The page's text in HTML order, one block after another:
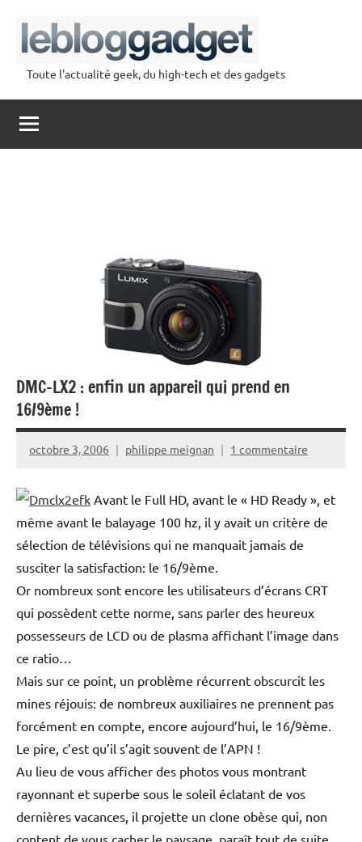
contenu
lebloggadget
Toute l'actualité geek, du high-tech et des gadgets
DMC-LX2 : enfin un appareil qui prend en
16/9ème !
octobre 3, 2006 philippe meignan 1 commentaire
Avant le Full HD, avant le « HD Ready », et
même avant le balayage 100 hz, il y avait un critère de
sélection de télévisions qui ne manquait jamais de
susciter la satisfaction: le 16/9ème.
Or nombreux sont encore les utilisateurs d’écrans CRT
qui possèdent cette norme, sans parler des heureux
possesseurs de LCD ou de plasma affichant l’image dans
ce ratio…
Mais sur ce point, un problème récurrent obscurcit les
mines réjouis: de nombreux auxiliaires ne prennent pas
forcément en compte, encore aujourd’hui, le 16/9ème.
Le pire, c’est qu’il s’agit souvent de l’APN !
Au lieu de vous afficher des photos vous montrant
rayonnant et superbe sous le soleil éclatant de vos
dernières vacances, il projette un clone obèse qui, non
content de vous cacher le paysage, paraît tout de suite